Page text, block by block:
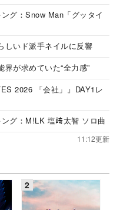
グ：Snow Man「グッタイ
しいド派手ネイルに反響
界が求めていた“全力感”
2026 「会社」』DAY1レ
グ：M!LK 塩﨑太智 ソロ曲
11:12更新